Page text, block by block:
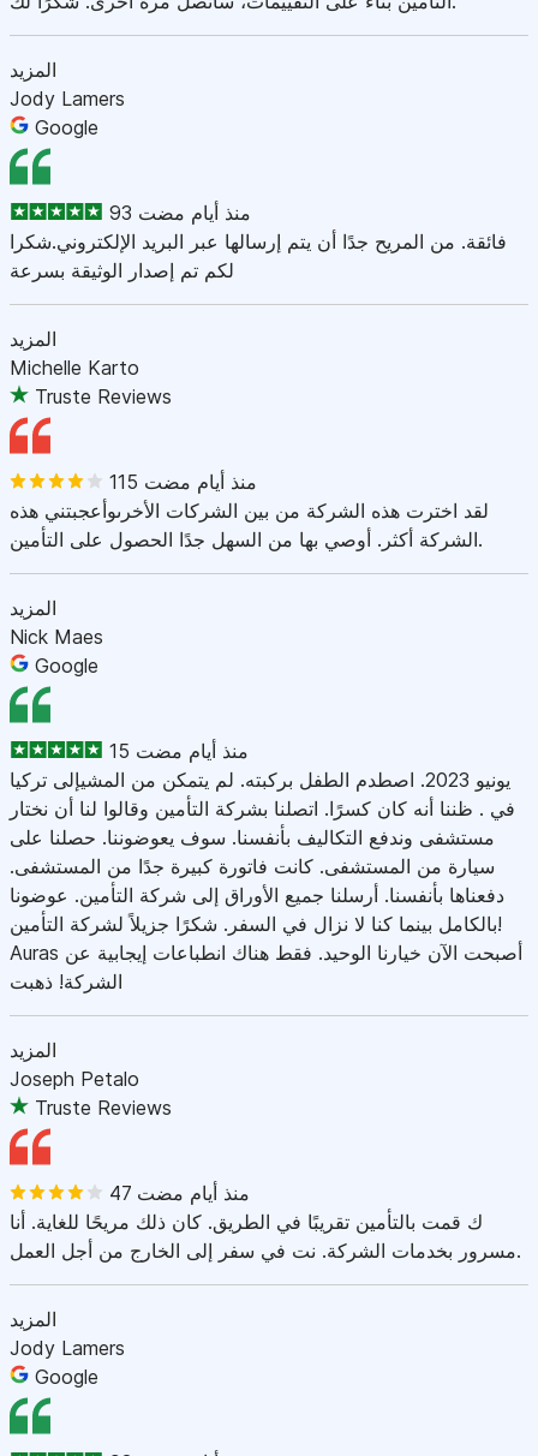
المزيد
Jody Lamers
Google
93 منذ أيام مضت
فائقة. من المريح جدًا أن يتم إرسالها عبر البريد الإلكتروني.شكرا
لكم تم إصدار الوثيقة بسرعة
المزيد
Michelle Karto
Truste Reviews
115 منذ أيام مضت
لقد اخترت هذه الشركة من بين الشركات الأخرىوأعجبتني هذه
الشركة أكثر. أوصي بها من السهل جدًا الحصول على التأمين.
المزيد
Nick Maes
Google
15 منذ أيام مضت
يونيو 2023. اصطدم الطفل بركبته. لم يتمكن من المشيإلى تركيا
في . ظننا أنه كان كسرًا. اتصلنا بشركة التأمين وقالوا لنا أن نختار
مستشفى وندفع التكاليف بأنفسنا. سوف يعوضوننا. حصلنا على
سيارة من المستشفى. كانت فاتورة كبيرة جدًا من المستشفى.
دفعناها بأنفسنا. أرسلنا جميع الأوراق إلى شركة التأمين. عوضونا
بالكامل بينما كنا لا نزال في السفر. شكرًا جزيلاً لشركة التأمين!
Auras أصبحت الآن خيارنا الوحيد. فقط هناك انطباعات إيجابية عن
الشركة! ذهبت
المزيد
Joseph Petalo
Truste Reviews
47 منذ أيام مضت
ك قمت بالتأمين تقريبًا في الطريق. كان ذلك مريحًا للغاية. أنا
مسرور بخدمات الشركة. نت في سفر إلى الخارج من أجل العمل.
المزيد
Jody Lamers
Google